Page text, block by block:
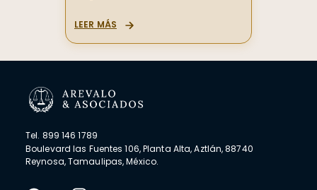
LEER MÁS
Tel. 899 146 1789
Boulevard las Fuentes 106, Planta Alta, Aztlán, 88740
Reynosa, Tamaulipas, México.